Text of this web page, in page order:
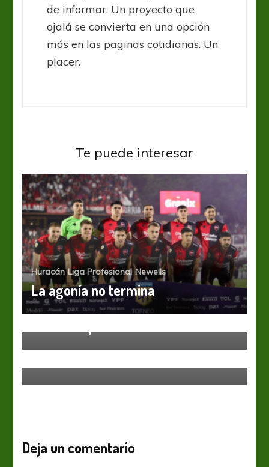
de informar. Un proyecto que
ojalá se convierta en una opción
más en las paginas cotidianas. Un
placer.
Te puede interesar
Huracán Liga Profesional Newells
La agonía no termina
Newells
Deja un comentario